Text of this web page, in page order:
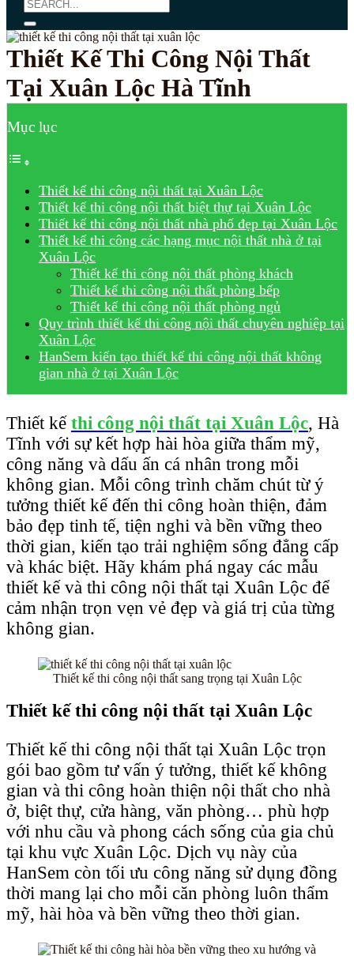
Thiết Kế Thi Công Nội Thất
Tại Xuân Lộc Hà Tĩnh
Mục lục
Thiết kế thi công nội thất tại Xuân Lộc
Thiết kế thi công nội thất biệt thự tại Xuân Lộc
Thiết kế thi công nội thất nhà phố đẹp tại Xuân Lộc
Thiết kế thi công các hạng mục nội thất nhà ở tại
Xuân Lộc
Thiết kế thi công nội thất phòng khách
Thiết kế thi công nội thất phòng bếp
Thiết kế thi công nội thất phòng ngủ
Quy trình thiết kế thi công nội thất chuyên nghiệp tại
Xuân Lộc
HanSem kiến tạo thiết kế thi công nội thất không
gian nhà ở tại Xuân Lộc
Thiết kế thi công nội thất tại Xuân Lộc, Hà
Tĩnh với sự kết hợp hài hòa giữa thẩm mỹ,
công năng và dấu ấn cá nhân trong mỗi
không gian. Mỗi công trình chăm chút từ ý
tưởng thiết kế đến thi công hoàn thiện, đảm
bảo đẹp tinh tế, tiện nghi và bền vững theo
thời gian, kiến tạo trải nghiệm sống đẳng cấp
và khác biệt. Hãy khám phá ngay các mẫu
thiết kế và thi công nội thất tại Xuân Lộc để
cảm nhận trọn vẹn vẻ đẹp và giá trị của từng
không gian.
Thiết kế thi công nội thất sang trọng tại Xuân Lộc
Thiết kế thi công nội thất tại Xuân Lộc
Thiết kế thi công nội thất tại Xuân Lộc trọn
gói bao gồm tư vấn ý tưởng, thiết kế không
gian và thi công hoàn thiện nội thất cho nhà
ở, biệt thự, cửa hàng, văn phòng… phù hợp
với nhu cầu và phong cách sống của gia chủ
tại khu vực Xuân Lộc. Dịch vụ này của
HanSem còn tối ưu công năng sử dụng đồng
thời mang lại cho mỗi căn phòng luôn thẩm
mỹ, hài hòa và bền vững theo thời gian.